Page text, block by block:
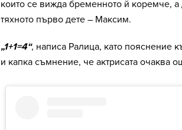
които се вижда бременното й коремче, а
тяхното първо дете – Максим.
„1+1=4“, написа Ралица, като пояснение
и капка съмнение, че актрисата очаква